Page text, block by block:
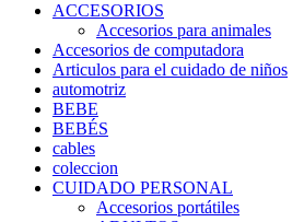
ACCESORIOS
Accesorios para animales
Accesorios de computadora
Articulos para el cuidado de niños
automotriz
BEBE
BEBÉS
cables
coleccion
CUIDADO PERSONAL
Accesorios portátiles